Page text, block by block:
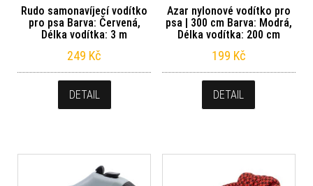
Rudo samonavíjecí vodítko
pro psa Barva: Červená,
Délka vodítka: 3 m
249 Kč
DETAIL
Azar nylonové vodítko pro
psa | 300 cm Barva: Modrá,
Délka vodítka: 200 cm
199 Kč
DETAIL